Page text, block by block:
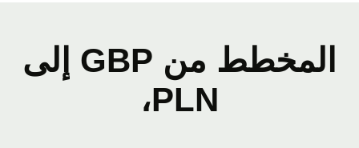
المخطط من GBP إلى
PLN،